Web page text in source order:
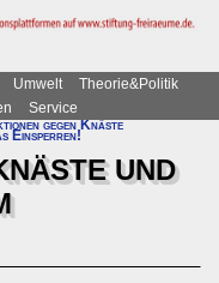
Umwelt
Theorie&Politik
Service
gegen Knäste
Einsperren!
UND